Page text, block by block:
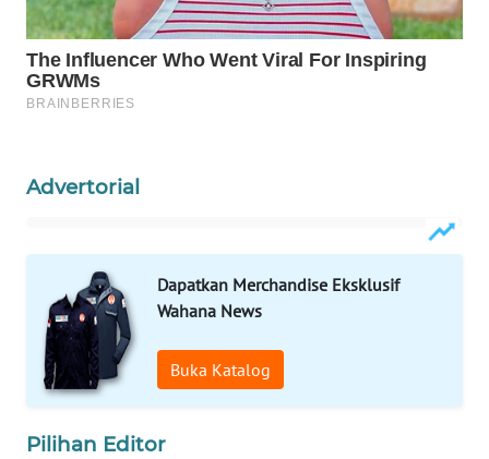
Advertorial
Dapatkan Merchandise Eksklusif
Wahana News
Buka Katalog
Pilihan Editor
WAHANA
DESA
WISATA
LAPAK
Wahana
KONSUMEN
LISTRIK
MASYARAKAT
KELISTRIKAN
WALINKI